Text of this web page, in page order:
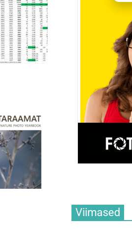
Viimased